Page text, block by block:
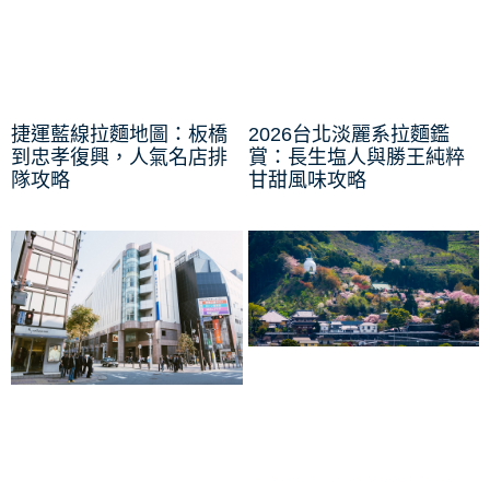
捷運藍線拉麵地圖：板橋
到忠孝復興，人氣名店排
隊攻略
2026台北淡麗系拉麵鑑
賞：長生塩人與勝王純粹
甘甜風味攻略